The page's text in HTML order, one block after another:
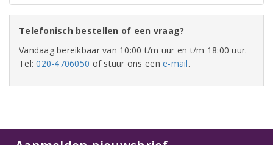
Telefonisch bestellen of een vraag?
Vandaag bereikbaar van 10:00 t/m uur en t/m 18:00 uur.
Tel:020-4706050 of stuur ons eene-mail.